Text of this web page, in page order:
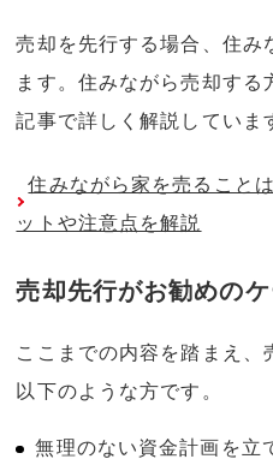
売却を先行する場合、住み
ます。住みながら売却する
記事で詳しく解説していま
住みながら家を売ること
ットや注意点を解説
売却先行がお勧めのケ
ここまでの内容を踏まえ、
以下のような方です。
無理のない資金計画を立